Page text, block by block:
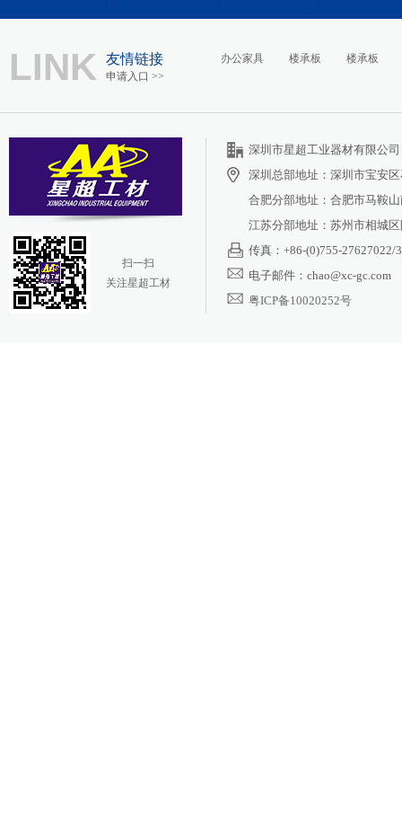
LINK 友情链接
申请入口 >>
办公家具 楼承板 楼承板
扫一扫
关注星超工材
深圳市星超工业器材有限公司
深圳总部地址：深圳市宝安
合肥分部地址：合肥市马鞍
江苏分部地址：苏州市相城
传真：+86-(0)755-27627022/
电子邮件：chao@xc-gc.com
粤ICP备10020252号